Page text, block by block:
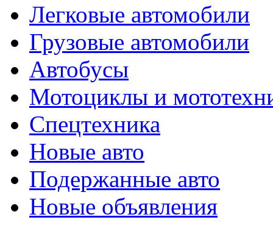
Легковые автомобили
Грузовые автомобили
Автобусы
Мотоциклы и
Спецтехника
Новые авто
Подержанные авто
Новые объявления